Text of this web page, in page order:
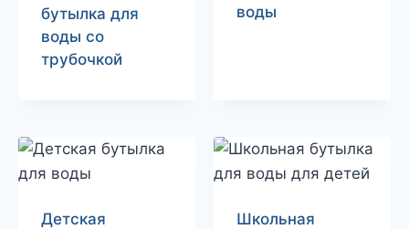
бутылка для
воды со
трубочкой
воды
Детская
Школьная